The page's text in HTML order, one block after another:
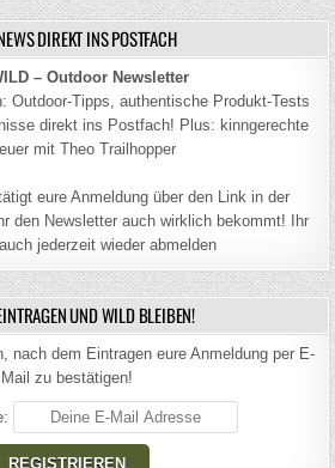
DIREKT INS POSTFACH
– Outdoor Newsletter
Outdoor-Tipps, authentische Produkt-Tests
direkt ins Postfach! Plus: kinngerechte
mit Theo Trailhopper
eure Anmeldung über den Link in der
den Newsletter auch wirklich bekommt! Ihr
jederzeit wieder abmelden
UND WILD BLEIBEN!
nach dem Eintragen eure Anmeldung per E-
Mail zu bestätigen!